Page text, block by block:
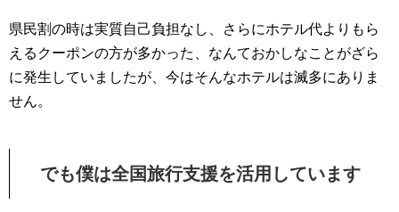
県民割の時は実質自己負担なし、さらにホテル代よりもら
えるクーポンの方が多かった、なんておかしなことがざら
に発生していましたが、今はそんなホテルは滅多にありま
せん。
でも僕は全国旅行支援を活用しています